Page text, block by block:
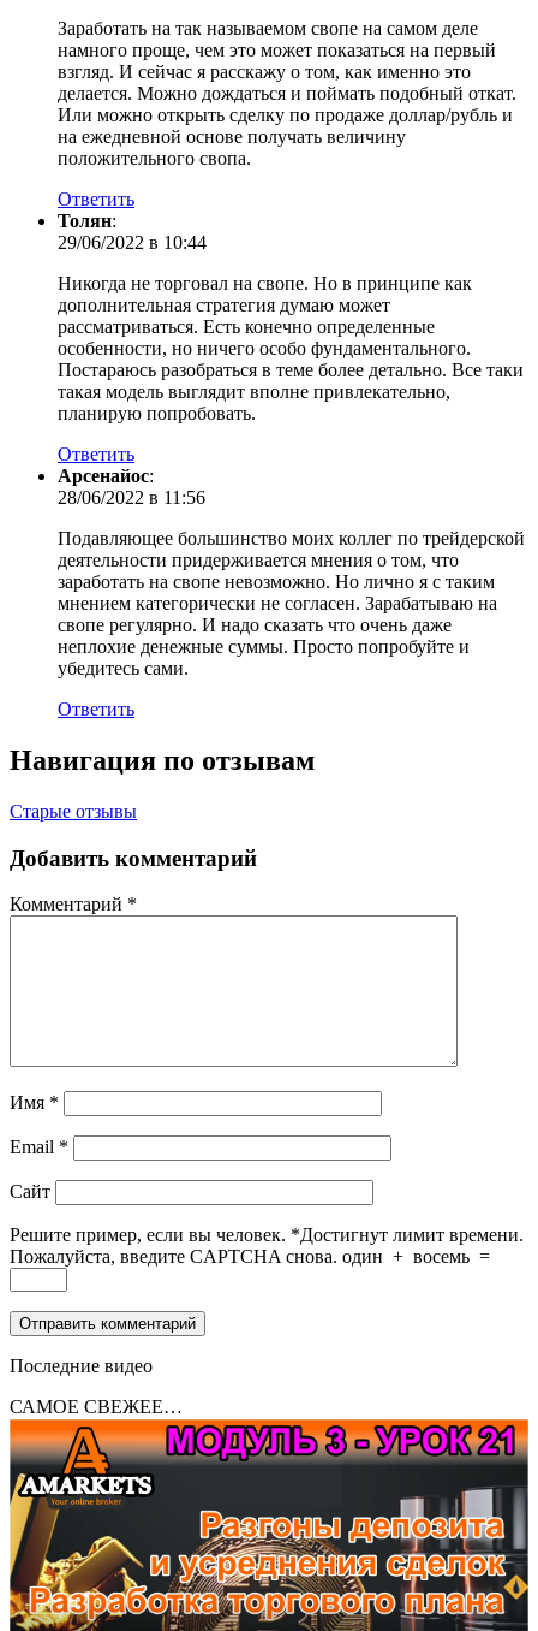
Заработать на так называемом свопе на самом деле
намного проще, чем это может показаться на первый
взгляд. И сейчас я расскажу о том, как именно это
делается. Можно дождаться и поймать подобный откат.
Или можно открыть сделку по продаже доллар/рубль и
на ежедневной основе получать величину
положительного свопа.
Ответить
Толян:
29/06/2022 в 10:44
Никогда не торговал на свопе. Но в принципе как
дополнительная стратегия думаю может
рассматриваться. Есть конечно определенные
особенности, но ничего особо фундаментального.
Постараюсь разобраться в теме более детально. Все таки
такая модель выглядит вполне привлекательно,
планирую попробовать.
Ответить
Арсенайос:
28/06/2022 в 11:56
Подавляющее большинство моих коллег по трейдерской
деятельности придерживается мнения о том, что
заработать на свопе невозможно. Но лично я с таким
мнением категорически не согласен. Зарабатываю на
свопе регулярно. И надо сказать что очень даже
неплохие денежные суммы. Просто попробуйте и
убедитесь сами.
Ответить
Навигация по отзывам
Старые отзывы
Добавить комментарий
Комментарий *
Имя *
Email *
Сайт
Решите пример, если вы человек. *Достигнут лимит времени.
Пожалуйста, введите CAPTCHA снова. один + восемь =
Последние видео
САМОЕ СВЕЖЕЕ…